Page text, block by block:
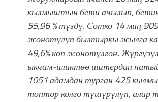
кылмыштын бети ачылып,
55,96 % түздү. Сотко 14 миң
жөнөтүлүп былтыркы жылга
49,6% көп жөнөтүлгөн.
ыкчам-иликтөө иштердин
1051 адамдан турган 425
топтор колго түшүрүлүп, алар